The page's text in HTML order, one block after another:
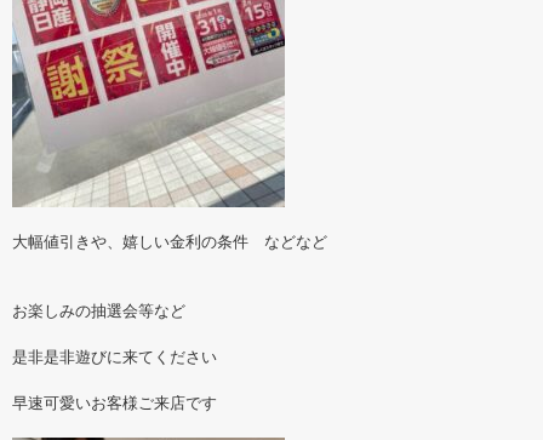
大幅値引きや、嬉しい金利の条件 などなど
お楽しみの抽選会等など
是非是非遊びに来てください
早速可愛いお客様ご来店です